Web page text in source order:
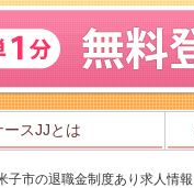
ースJJとは
子市の退職金制度あり求人情報